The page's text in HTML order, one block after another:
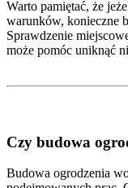
Warto pamiętać, że
warunków, konieczne
Sprawdzenie
może pomóc uniknąć
Czy budowa
Budowa ogrodzenia